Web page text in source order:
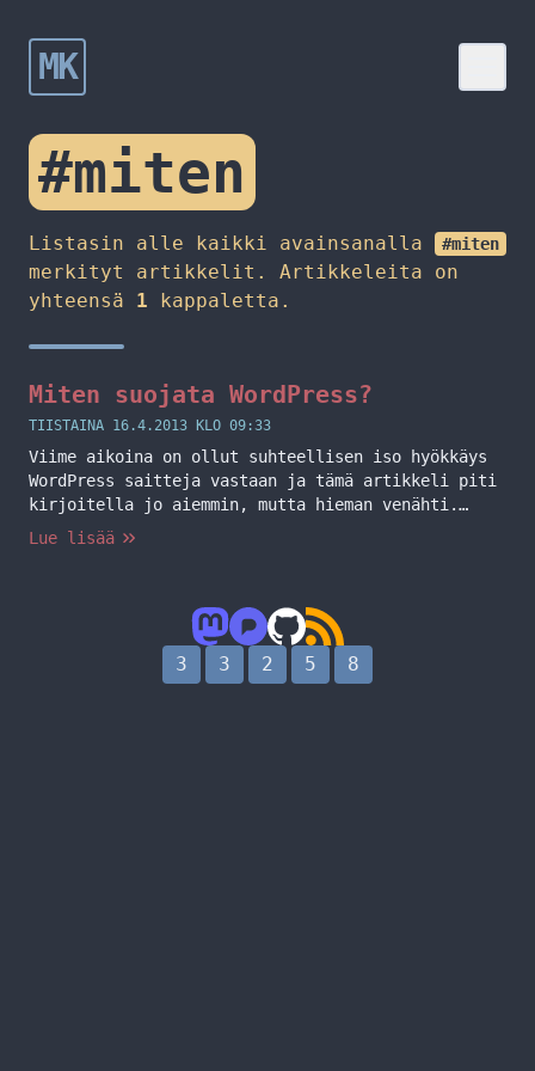
MK
#miten
Listasin alle kaikki avainsanalla #miten
merkityt artikkelit. Artikkeleita on
yhteensä 1 kappaletta.
Miten suojata WordPress?
TIISTAINA 16.4.2013 KLO 09:33
Viime aikoina on ollut suhteellisen iso hyökkäys
WordPress saitteja vastaan ja tämä artikkeli piti
kirjoitella jo aiemmin, mutta hieman venähti.
Listaankin alle pienen tehtävälistan tapaisen jota
käytä vahvaa salasanaa! (cPanel, Plesk) Mikäli
käytät admin tunnusta kirjautumiseen niin vaihda
se. Tämän saat… Jatka lukemista Miten suojata
Lue lisää
3 3 2 5 8